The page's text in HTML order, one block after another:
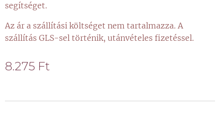
segítséget.
Az ár a szállítási költséget nem tartalmazza. A
szállítás GLS-sel történik, utánvételes fizetéssel.
8.275 Ft